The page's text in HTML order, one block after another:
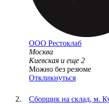
ООО Рестоклаб
Москва
Киевская и еще 2
Можно без резюме
Откликнуться
Сборщик на склад, м.